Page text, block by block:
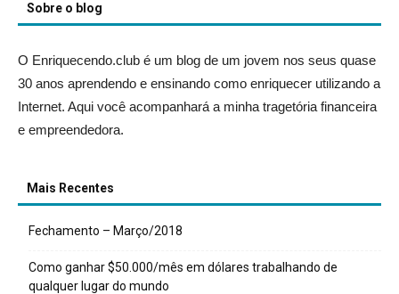
Sobre o blog
O Enriquecendo.club é um blog de um jovem nos seus quase
30 anos aprendendo e ensinando como enriquecer utilizando a
Internet. Aqui você acompanhará a minha tragetória financeira
e empreendedora.
Mais Recentes
Fechamento – Março/2018
Como ganhar $50.000/mês em dólares trabalhando de
qualquer lugar do mundo